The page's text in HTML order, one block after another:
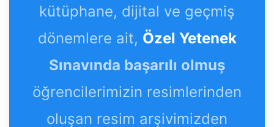
kütüphane, dijital ve geçmiş
dönemlere ait, Özel Yetenek
Sınavında başarılı olmuş
öğrencilerimizin resimlerinden
oluşan resim arşivimizden